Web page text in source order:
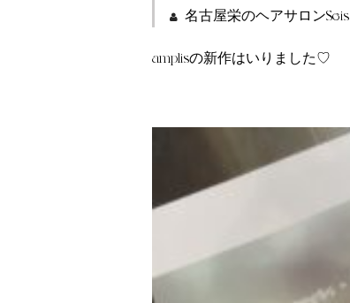
名古屋栄のヘアサロンSeis
amplisの新作はいりました♡